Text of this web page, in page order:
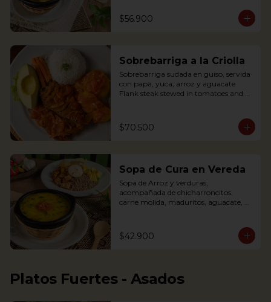
*Disponible solo los fines de semana
(Sábados, domingos y festivos)
accompanied with rice and avocado
(avaliable only weekends and holidays)
$56.900
Sobrebarriga a la Criolla
Sobrebarriga sudada en guiso, servida
con papa, yuca, arroz y aguacate.
Flank steak stewed in tomatoes and
$70.500
Sopa de Cura en Vereda
Sopa de Arroz y verduras,
acompañada de chicharroncitos,
carne molida, maduritos, aguacate,
Delicious Rice Soup with vegetables,
served with minced meat, sweet
$42.900
Platos Fuertes - Asados